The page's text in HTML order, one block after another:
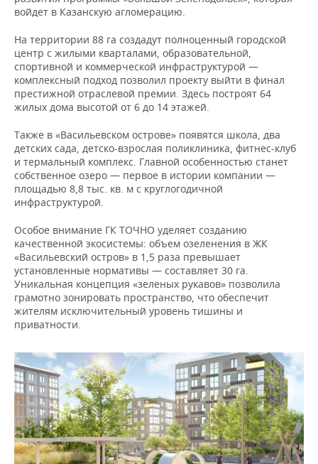
войдет в Казанскую агломерацию.
На территории 88 га создадут полноценный городской
центр с жилыми кварталами, образовательной,
спортивной и коммерческой инфраструктурой —
комплексный подход позволил проекту выйти в финал
престижной отраслевой премии. Здесь построят 64
жилых дома высотой от 6 до 14 этажей.
Также в «Васильевском острове» появятся школа, два
детских сада, детско-взрослая поликлиника, фитнес-клуб
и термальный комплекс. Главной особенностью станет
собственное озеро — первое в истории компании —
площадью 8,8 тыс. кв. м с круглогодичной
инфраструктурой.
Особое внимание ГК ТОЧНО уделяет созданию
качественной экосистемы: объем озеленения в ЖК
«Васильевский остров» в 1,5 раза превышает
установленные нормативы — составляет 30 га.
Уникальная концепция «зеленых рукавов» позволила
грамотно зонировать пространство, что обеспечит
жителям исключительный уровень тишины и
приватности.